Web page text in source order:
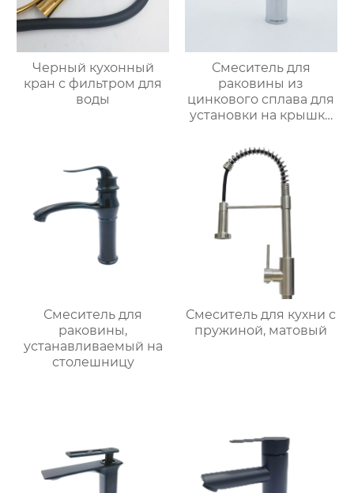
Черный кухонный
кран с фильтром для
воды
Смеситель для
раковины из
цинкового сплава для
установки на крышку
Смеситель для
раковины,
устанавливаемый на
столешницу
Смеситель для кухни с
пружиной, матовый